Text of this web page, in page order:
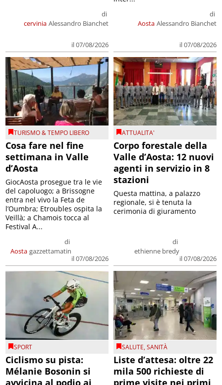
cervinia
di
Alessandro Bianchet
il 07/08/2026
Aosta
di
Alessandro Bianchet
il 07/08/2026
TURISMO & TEMPO LIBERO
Cosa fare nel fine
settimana in Valle
d’Aosta
Aosta
di
gazzettamatin
il 07/08/2026
GiocAosta prosegue tra le vie
del capoluogo; a Brissogne
entra nel vivo la Feta de
l’Oumbra; Etroubles ospita la
Veillà; a Chamois tocca al
Festival A...
ATTUALITA'
Corpo forestale della
Valle d’Aosta: 12 nuovi
agenti in servizio in 8
stazioni
di
ethienne bredy
il 07/08/2026
Questa mattina, a palazzo
regionale, si è tenuta la
cerimonia di giuramento
SPORT
Ciclismo su pista:
Mélanie Bosonin si
avvicina al podio ai
SALUTE,SANITÀ
Liste d’attesa: oltre 22
mila 500 richieste di
prime visite nei primi